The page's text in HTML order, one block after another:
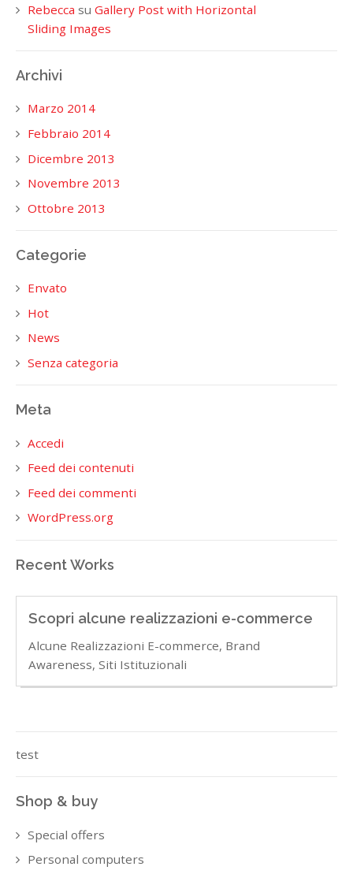
Rebecca suGallery Post with Horizontal
Sliding Images
Archivi
Marzo 2014
Febbraio 2014
Dicembre 2013
Novembre 2013
Ottobre 2013
Categorie
Envato
Hot
News
Senza categoria
Meta
Accedi
Feed dei contenuti
Feed dei commenti
WordPress.org
Recent Works
Scopri alcune realizzazioni e-commerce
Alcune Realizzazioni E-commerce, Brand
Awareness, Siti Istituzionali
test
Shop & buy
Special offers
Personal computers